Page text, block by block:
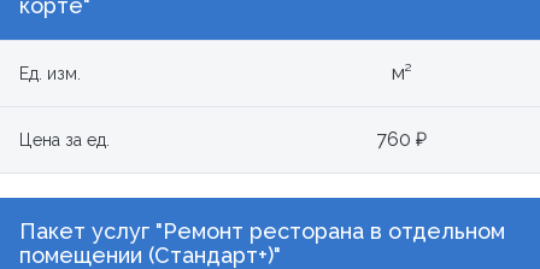
корте"
Ед. изм. м²
Цена за ед. 760 ₽
Пакет услуг "Ремонт ресторана в отдельном
помещении (Стандарт+)"